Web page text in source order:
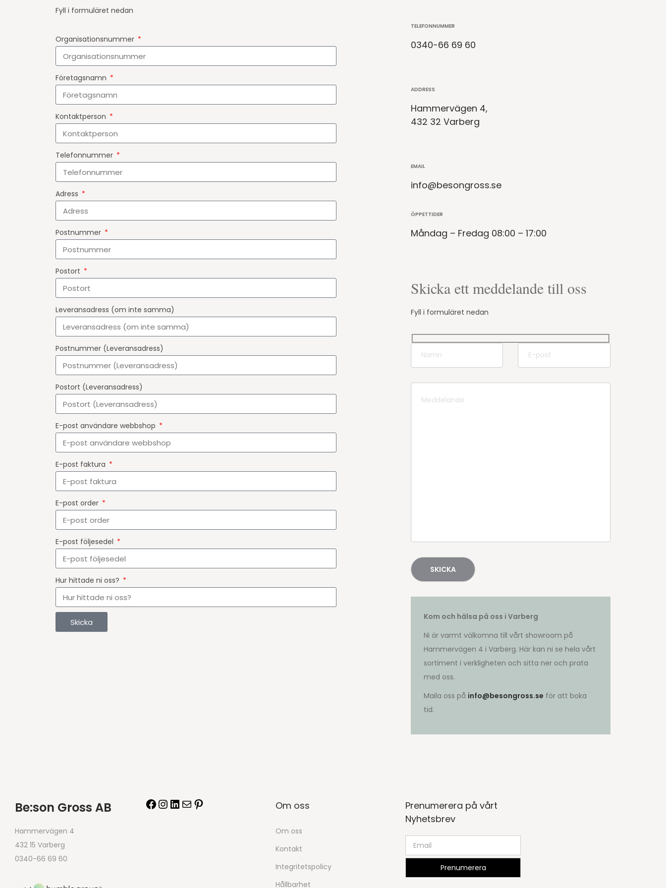
Fyll i formuläret nedan
Organisationsnummer
Företagsnamn
Kontaktperson
Telefonnummer
Adress
Postnummer
Postort
Leveransadress (om inte samma)
Postnummer (Leveransadress)
Postort (Leveransadress)
E-post användare webbshop
E-post faktura
E-post order
E-post följesedel
Hur hittade ni oss?
Skicka
TELEFONNUMMER
0340-66 69 60
ADDRESS
Hammervägen 4,
432 32 Varberg
EMAIL
info@besongross.se
ÖPPETTIDER
Måndag – Fredag 08:00 – 17:00
Skicka ett meddelande till oss
Fyll i formuläret nedan
Kom och hälsa på oss i Varberg
Ni är varmt välkomna till vårt showroom på
Hammervägen 4 i Varberg. Här kan ni se hela vårt
sortiment i verkligheten och sitta ner och prata
med oss.
Maila oss på info@besongross.se för att boka
tid.
Be:son Gross AB
Hammervägen 4
432 15 Varberg
0340-66 69 60
Om oss
Om oss
Kontakt
Integritetspolicy
Hållbarhet
Prenumerera på vårt
Nyhetsbrev